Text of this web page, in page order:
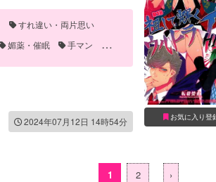
すれ違い・両片思い
媚薬・催眠
手マン
誘い受け
2024年07月12日 14時54分 お気に入り登
1 2 ›